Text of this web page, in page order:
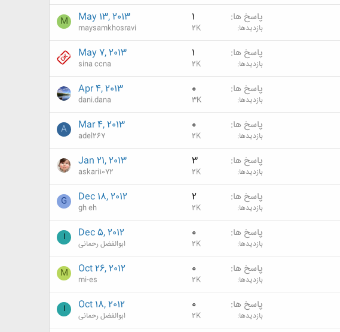
پاسخ ها 1
بازدیدها 2K
May 13, 2013
maysamkhosravi
M
پاسخ ها 1
بازدیدها 2K
May 7, 2013
sina ccna
پاسخ ها 0
بازدیدها 3K
Apr 4, 2013
dani.dana
پاسخ ها 0
بازدیدها 2K
Mar 4, 2013
adel267
A
پاسخ ها 3
بازدیدها 2K
Jan 21, 2013
askari1072
پاسخ ها 2
بازدیدها 2K
Dec 18, 2012
gh eh
G
پاسخ ها 0
بازدیدها 2K
Dec 5, 2012
ابوالفضل رحمانی ا
پاسخ ها 0
بازدیدها 2K
Oct 26, 2012
mi-es
M
پاسخ ها 0
بازدیدها 2K
Oct 18, 2012
ابوالفضل رحمانی ا